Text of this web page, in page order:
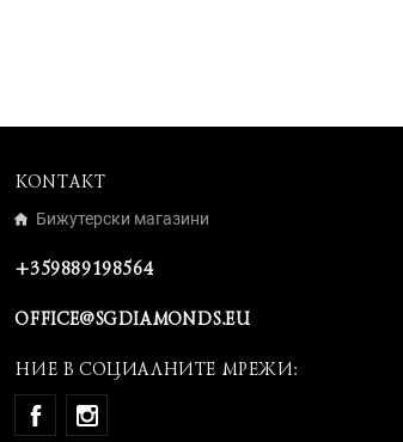
KONTAKT
Бижутерски магазини
+359889198564
OFFICE@SGDIAMONDS.EU
НИЕ В СОЦИАЛНИТЕ МРЕЖИ: